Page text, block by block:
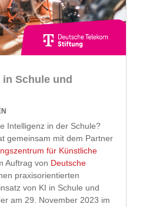
Schule und
Intelligenz in der Schule?
gemeinsam mit dem Partner
für Künstliche
Auftrag von Deutsche
praxisorientierten
von KI in Schule und
am 29. November 2023 im